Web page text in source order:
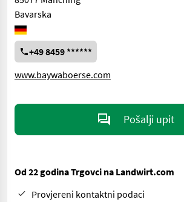
Bavarska
+49 8459 ******
www.baywaboerse.com
Pošalji upit
Od 22 godina Trgovci na Landwirt.com
Provjereni kontaktni podaci